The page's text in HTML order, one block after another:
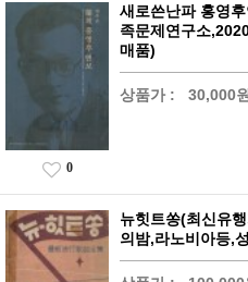
새로쓴난파 홍영
족문제연구소
매품)
상품가 : 30,000원
0
뉴힛트쏭(최신유
의밤,라노비아등,